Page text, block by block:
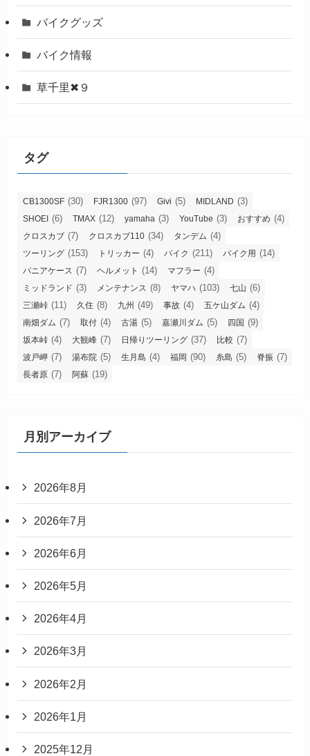
バイクグッズ
バイク情報
草千里✖９
タグ
CB1300SF (30) FJR1300 (97) Givi (5) MIDLAND (3)
SHOEI (6) TMAX (12) yamaha (3) YouTube (3) おすすめ (4)
クロスカブ (7) クロスカブ110 (34) タンデム (4)
ツーリング (153) トリッカー (4) バイク (211) バイク用 (14)
パニアケース (7) ヘルメット (14) マフラー (4)
ミッドランド (3) メンテナンス (8) ヤマハ (103) 七山 (6)
三瀬峠 (11) 久住 (8) 九州 (49) 事故 (4) 五ケ山ダム (4)
南畑ダム (7) 取付 (4) 古湯 (5) 嘉瀬川ダム (5) 四国 (9)
坂本峠 (4) 大観峰 (7) 日帰りツーリング (37) 比較 (7)
波戸岬 (7) 湯布院 (5) 生月島 (4) 福岡 (90) 糸島 (5) 脊振 (7)
長者原 (7) 阿蘇 (19)
月別アーカイブ
2026年8月
2026年7月
2026年6月
2026年5月
2026年4月
2026年3月
2026年2月
2026年1月
2025年12月